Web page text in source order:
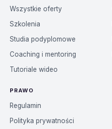
Wszystkie oferty
Szkolenia
Studia podyplomowe
Coaching i mentoring
Tutoriale wideo
PRAWO
Regulamin
Polityka prywatności